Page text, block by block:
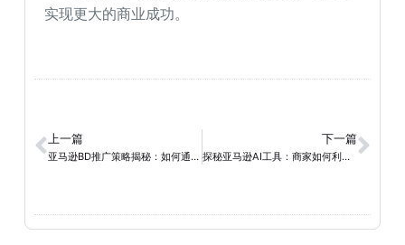
实现更大的商业成功。
上一篇
亚马逊BD推广策略揭秘：如何通过秒杀活动实现引流推广
下一篇
探秘亚马逊AI工具：商家如何利用AI科技走向成功？